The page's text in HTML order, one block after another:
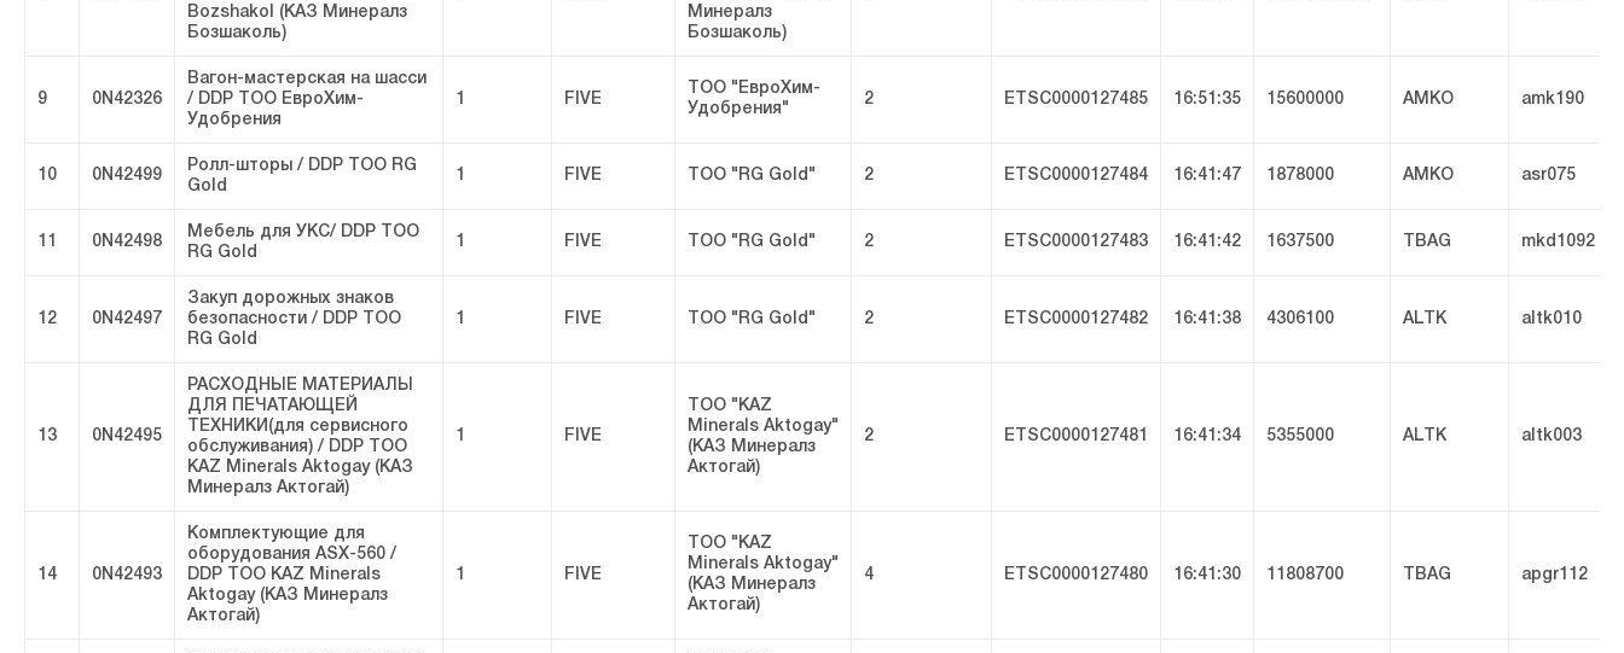
Bozshakol (КАЗ Минералз
Бозшаколь)
Минералз
Бозшаколь)
9 0N42326
Вагон-мастерская на шасси
/ DDP ТОО ЕвроХим-
Удобрения
1 FIVE
ТОО "ЕвроХим-
Удобрения"
2 ETSC0000127485 16:51:35 15600000 AMKO amk190
10 0N42499
Ролл-шторы / DDP ТОО RG
Gold
1 FIVE ТОО "RG Gold" 2 ETSC0000127484 16:41:47 1878000 AMKO asr075
11 0N42498
Мебель для УКС/ DDP ТОО
RG Gold
1 FIVE ТОО "RG Gold" 2 ETSC0000127483 16:41:42 1637500 TBAG mkd1092
12 0N42497
Закуп дорожных знаков
безопасности / DDP ТОО
RG Gold
1 FIVE ТОО "RG Gold" 2 ETSC0000127482 16:41:38 4306100 ALTK altk010
13 0N42495
РАСХОДНЫЕ МАТЕРИАЛЫ
ДЛЯ ПЕЧАТАЮЩЕЙ
ТЕХНИКИ(для сервисного
обслуживания) / DDP ТОО
KAZ Minerals Aktogay (КАЗ
Минералз Актогай)
1 FIVE
ТОО "KAZ
Minerals Aktogay"
(КАЗ Минералз
Актогай)
2 ETSC0000127481 16:41:34 5355000 ALTK altk003
14 0N42493
Комплектующие для
оборудования ASX-560 /
DDP ТОО KAZ Minerals
Aktogay (КАЗ Минералз
Актогай)
1 FIVE
ТОО "KAZ
Minerals Aktogay"
(КАЗ Минералз
Актогай)
4 ETSC0000127480 16:41:30 11808700 TBAG apgr112